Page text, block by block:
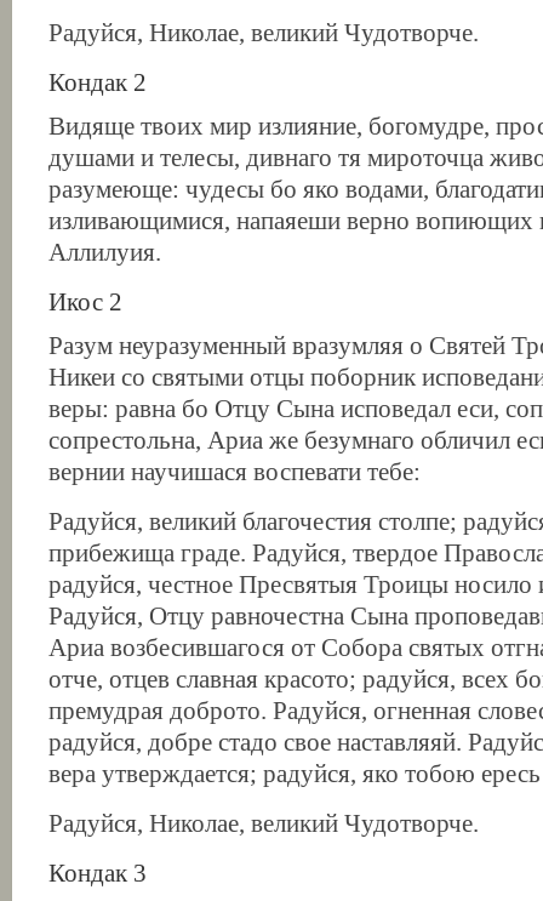
Радуйся, Николае, великий Чудотворче.
Кондак 2
Видяще твоих мир излияние, богомудре,
душами и телесы, дивнаго тя мироточца
разумеюще: чудесы бо яко водами,
изливающимися, напаяеши верно вопиющих
Аллилуия.
Икос 2
Разум неуразуменный вразумляя о Святей
Никеи со святыми отцы поборник
веры: равна бо Отцу Сына исповедал еси,
сопрестольна, Ариа же безумнаго обличил
вернии научишася воспевати тебе:
Радуйся, великий благочестия столпе;
прибежища граде. Радуйся, твердое
радуйся, честное Пресвятыя Троицы носило
Радуйся, Отцу равночестна Сына
Ариа возбесившагося от Собора святых
отче, отцев славная красото; радуйся, всех
премудрая доброто. Радуйся, огненная
радуйся, добре стадо свое наставляяй.
вера утверждается; радуйся, яко тобою ересь
Радуйся, Николае, великий Чудотворче.
Кондак 3